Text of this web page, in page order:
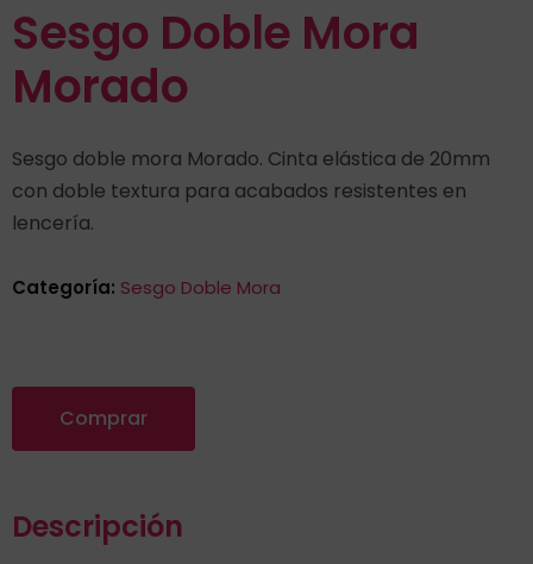
Sesgo Doble Mora
Morado
Sesgo doble mora Morado. Cinta elástica de 20mm
con doble textura para acabados resistentes en
lencería.
Categoría: Sesgo Doble Mora
Comprar
Descripción